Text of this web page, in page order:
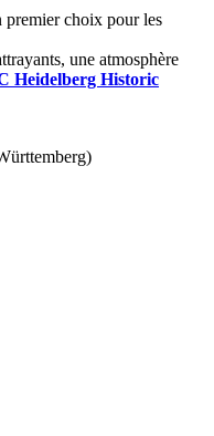
choix pour les
une atmosphère
Heidelberg Historic